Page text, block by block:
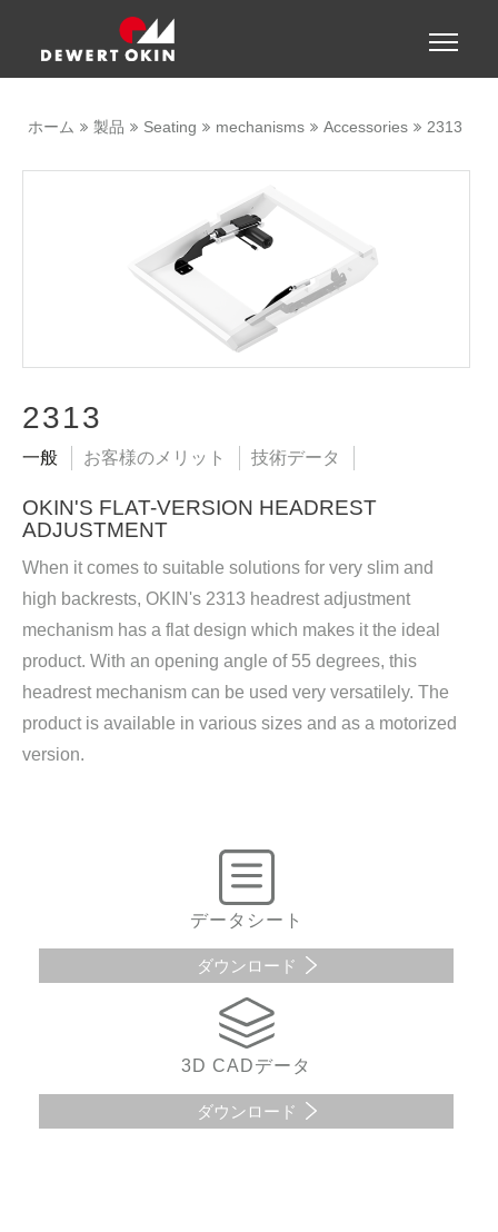
Toggle
ホーム 製品 Seating mechanisms Accessories 2313
2313
一般 お客様のメリット 技術データ
OKIN'S FLAT-VERSION HEADREST
ADJUSTMENT
When it comes to suitable solutions for very slim and
high backrests, OKIN's 2313 headrest adjustment
mechanism has a flat design which makes it the ideal
product. With an opening angle of 55 degrees, this
headrest mechanism can be used very versatilely. The
product is available in various sizes and as a motorized
version.
データシート
ダウンロード
3D CADデータ
ダウンロード